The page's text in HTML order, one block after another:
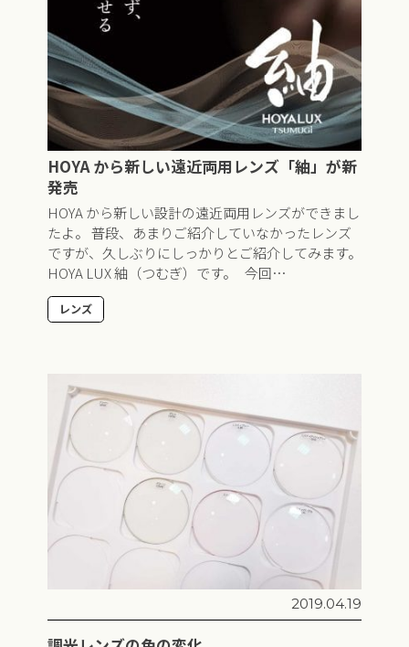
HOYA から新しい遠近両用レンズ「紬」が新
発売
HOYA から新しい設計の遠近両用レンズができまし
たよ。 普段、あまりご紹介していなかったレンズ
ですが、久しぶりにしっかりとご紹介してみます。
HOYA LUX 紬（つむぎ）です。 今回…
レンズ
2019.04.19